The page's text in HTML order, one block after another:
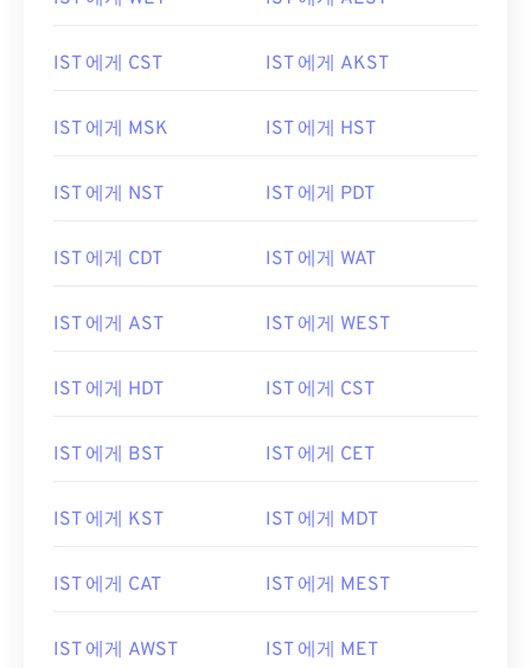
IST 에게 CST IST 에게 AKST
IST 에게 MSK IST 에게 HST
IST 에게 NST IST 에게 PDT
IST 에게 CDT IST 에게 WAT
IST 에게 AST IST 에게 WEST
IST 에게 HDT IST 에게 CST
IST 에게 BST IST 에게 CET
IST 에게 KST IST 에게 MDT
IST 에게 CAT IST 에게 MEST
IST 에게 AWST IST 에게 MET